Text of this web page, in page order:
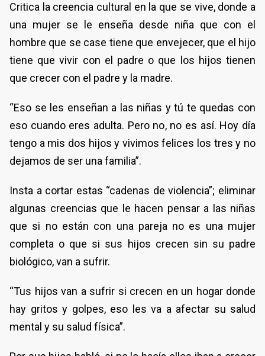
Critica la creencia cultural en la que se vive, donde a
una mujer se le enseña desde niña que con el
hombre que se case tiene que envejecer, que el hijo
tiene que vivir con el padre o que los hijos tienen
que crecer con el padre y la madre.
“Eso se les enseñan a las niñas y tú te quedas con
eso cuando eres adulta. Pero no, no es así. Hoy día
tengo a mis dos hijos y vivimos felices los tres y no
dejamos de ser una familia”.
Insta a cortar estas “cadenas de violencia”; eliminar
algunas creencias que le hacen pensar a las niñas
que si no están con una pareja no es una mujer
completa o que si sus hijos crecen sin su padre
biológico, van a sufrir.
“Tus hijos van a sufrir si crecen en un hogar donde
hay gritos y golpes, eso les va a afectar su salud
mental y su salud física”.